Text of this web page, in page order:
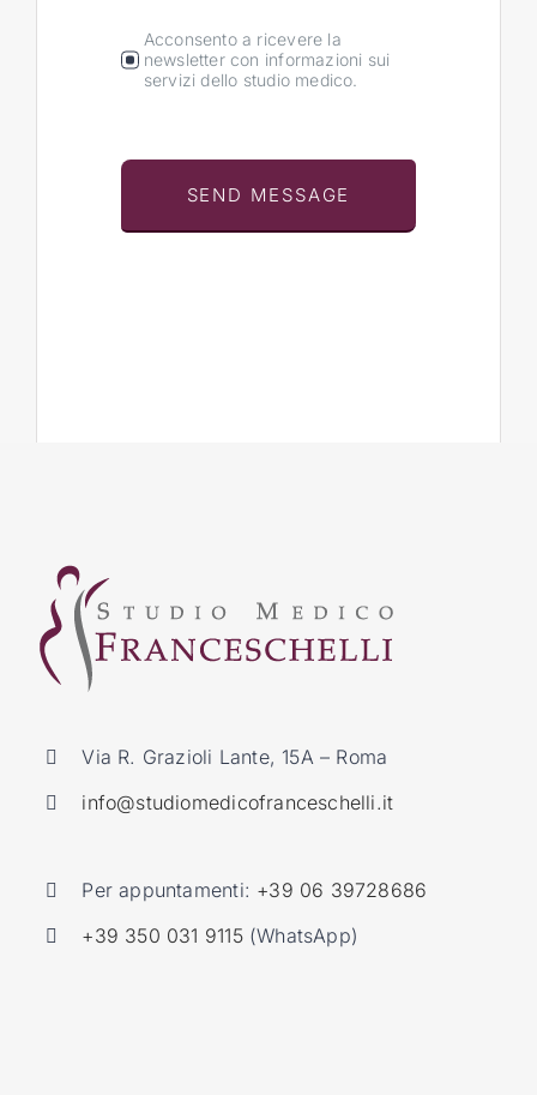
Acconsento a ricevere la
newsletter con informazioni sui
servizi dello studio medico.
SEND MESSAGE
Via R. Grazioli Lante, 15A – Roma
info@studiomedicofranceschelli.it
Per appuntamenti: +39 06 39728686
+39 350 031 9115(WhatsApp)